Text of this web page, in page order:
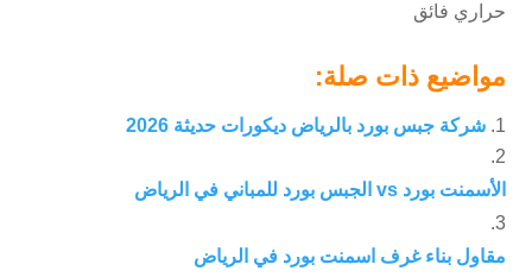
حراري فائق
مواضيع ذات صلة:
شركة جبس بورد بالرياض ديكورات حديثة 2026
الأسمنت بورد vs الجبس بورد للمباني في الرياض
مقاول بناء غرف اسمنت بورد في الرياض